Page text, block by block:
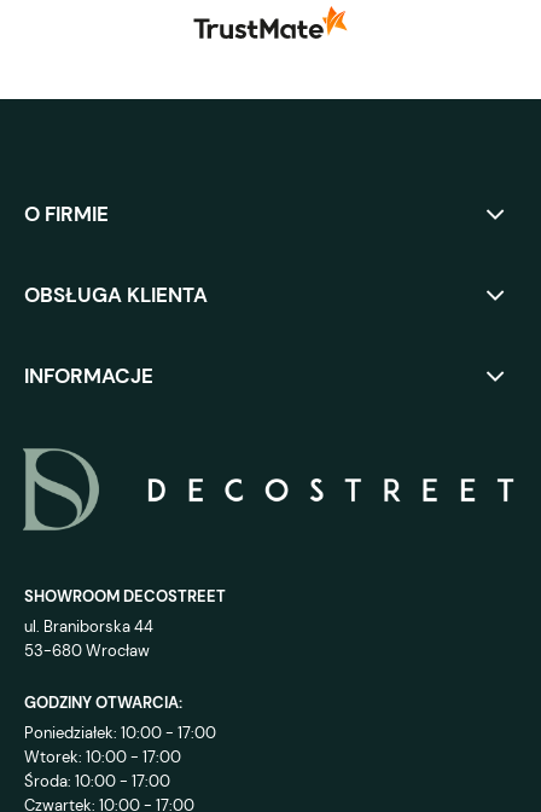
O FIRMIE
OBSŁUGA KLIENTA
INFORMACJE
SHOWROOM DECOSTREET
ul. Braniborska 44
53-680 Wrocław
GODZINY OTWARCIA:
Poniedziałek: 10:00 - 17:00
Wtorek: 10:00 - 17:00
Środa: 10:00 - 17:00
Czwartek: 10:00 - 17:00